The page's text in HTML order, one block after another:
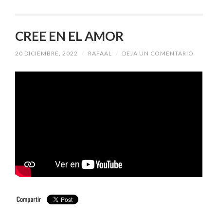
CREE EN EL AMOR
20 DICIEMBRE, 2022 / RAFAAL / DEJA UN COMENTARIO